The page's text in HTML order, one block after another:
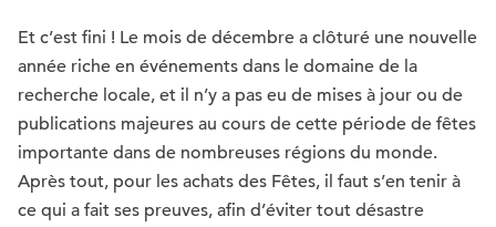
Et c’est fini ! Le mois de décembre a clôturé une nouvelle
année riche en événements dans le domaine de la
recherche locale, et il n’y a pas eu de mises à jour ou de
publications majeures au cours de cette période de fêtes
importante dans de nombreuses régions du monde.
Après tout, pour les achats des Fêtes, il faut s’en tenir à
ce qui a fait ses preuves, afin d’éviter tout désastre